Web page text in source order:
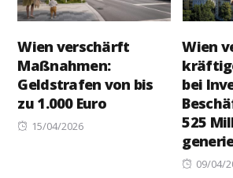
Wien verschärft
Maßnahmen:
Geldstrafen von bis
zu 1.000 Euro
Posted
15/04/2026
Wien
bei
525
Posted
09/04/